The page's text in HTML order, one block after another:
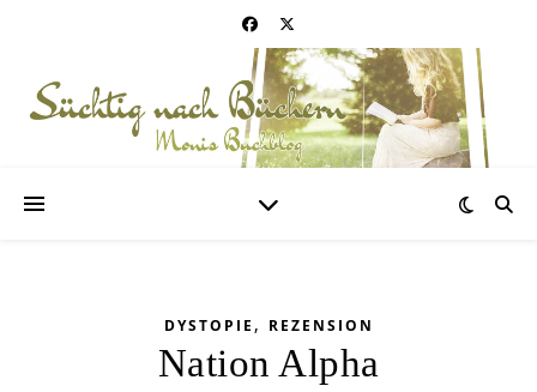
DYSTOPIE , REZENSION
Nation Alpha